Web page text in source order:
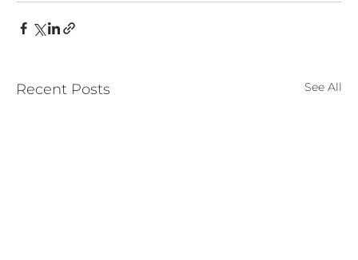
Recent Posts See All